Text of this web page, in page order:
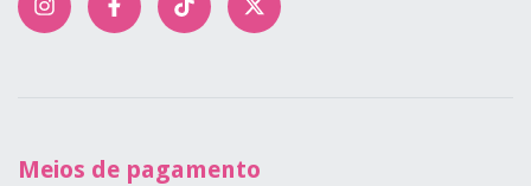
Meios de pagamento